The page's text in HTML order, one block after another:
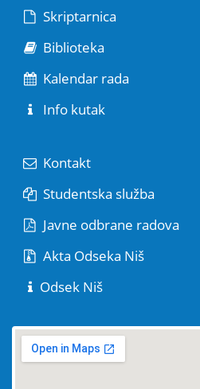
Skriptarnica
Biblioteka
Kalendar rada
Info kutak
Kontakt
Studentska služba
Javne odbrane radova
Akta Odseka Niš
Odsek Niš